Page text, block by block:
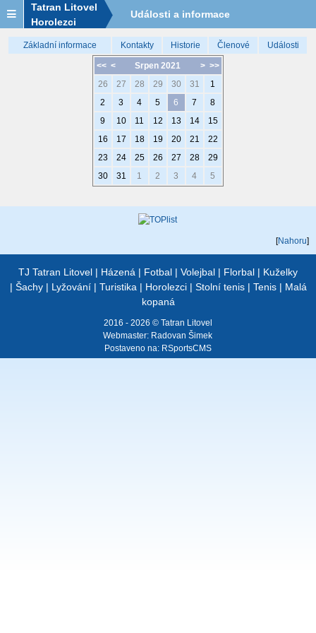
Tatran Litovel
Horolezci
Události a informace
Základní informace Kontakty Historie Členové Události
<< < > >>
Srpen 2021
26
27 28 29 30 31
1
2
3 4 5 6 7
8
9
10 11 12 13 14
15
16
17 18 19 20 21
22
23
24 25 26 27 28
29
30
31 1 2 3 4 5
[Nahoru]
TJ Tatran Litovel | Házená | Fotbal | Volejbal | Florbal | Kuželky
| Šachy| Lyžování| Turistika | Horolezci| Stolní tenis| Tenis| Malá
kopaná
2016 - 2026 © Tatran Litovel
Webmaster: Radovan Šimek
Postaveno na: RSportsCMS